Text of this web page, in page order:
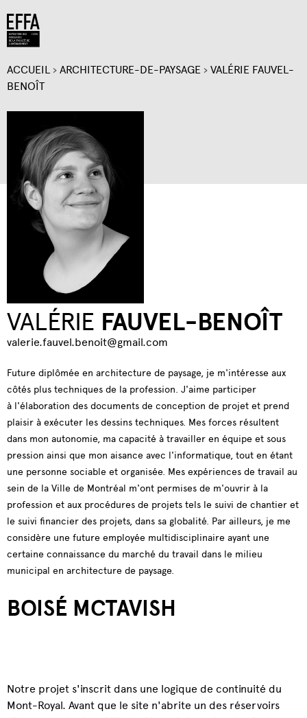
VOUS
ÊTES
ICI
ACCUEIL ›ARCHITECTURE-DE-PAYSAGE ›VALÉRIE FAUVEL-
BENOÎT
VALÉRIE FAUVEL-BENOÎT
valerie.fauvel.benoit@gmail.com
Future diplômée en architecture de paysage, je m'intéresse aux
côtés plus techniques de la profession. J'aime participer
à l'élaboration des documents de conception de projet et prend
plaisir à exécuter les dessins techniques. Mes forces résultent
dans mon autonomie, ma capacité à travailler en équipe et sous
pression ainsi que mon aisance avec l'informatique, tout en étant
une personne sociable et organisée. Mes expériences de travail au
sein de la Ville de Montréal m'ont permises de m'ouvrir à la
profession et aux procédures de projets tels le suivi de chantier et
le suivi financier des projets, dans sa globalité. Par ailleurs, je me
considère une future employée multidisciplinaire ayant une
certaine connaissance du marché du travail dans le milieu
municipal en architecture de paysage.
BOISÉ MCTAVISH
Notre projet s'inscrit dans une logique de continuité du
Mont-Royal. Avant que le site n'abrite un des réservoirs